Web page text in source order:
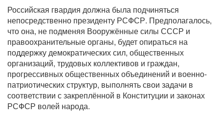
Российская гвардия должна была подчиняться
непосредственно президенту РСФСР. Предполагалось,
что она, не подменяя Вооружённые силы СССР и
правоохранительные органы, будет опираться на
поддержку демократических сил, общественных
организаций, трудовых коллективов и граждан,
прогрессивных общественных объединений и военно-
патриотических структур, выполнять свои задачи в
соответствии с закреплённой в Конституции и законах
РСФСР волей народа.